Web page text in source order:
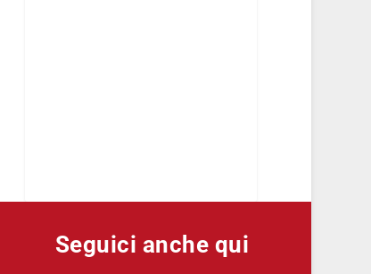
Seguici anche qui